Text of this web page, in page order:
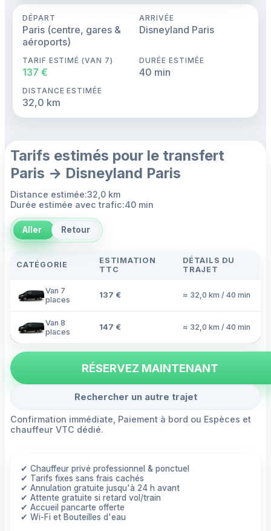
DÉPART
Paris (centre, gares &
aéroports)
ARRIVÉE
Disneyland Paris
TARIF ESTIMÉ (VAN 7)
137 €
DURÉE ESTIMÉE
40 min
DISTANCE ESTIMÉE
32,0 km
Tarifs estimés pour le transfert
Paris → Disneyland Paris
Distance estimée:32,0 km
Durée estimée avec trafic:40 min
Aller Retour
CATÉGORIE
ESTIMATION
TTC
DÉTAILS DU
TRAJET
Van 7
places
137 € ≈ 32,0 km / 40 min
Van 8
places
147 € ≈ 32,0 km / 40 min
RÉSERVEZ MAINTENANT
Rechercher un autre trajet
Confirmation immédiate, Paiement à bord ou Espèces et
chauffeur VTC dédié.
✔ Chauffeur privé professionnel & ponctuel
✔ Tarifs fixes sans frais cachés
✔ Annulation gratuite jusqu'à 24 h avant
✔ Attente gratuite si retard vol/train
✔ Accueil pancarte offerte
✔ Wi-Fi et Bouteilles d'eau